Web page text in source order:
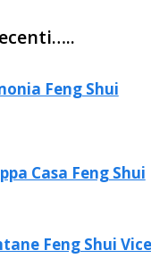
Feng Shui
Casa Feng Shui
Feng Shui